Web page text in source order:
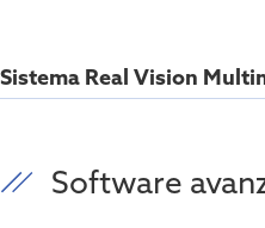
Sistema Real Vision
Software